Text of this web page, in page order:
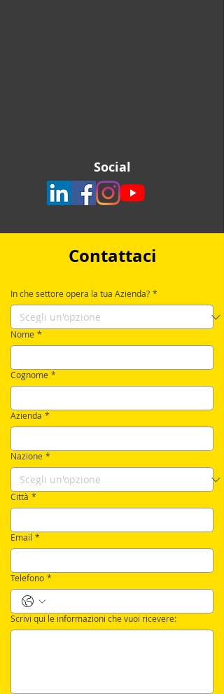
Social
Contattaci
In che settore opera la tua Azienda? *
Nome *
Cognome *
Azienda *
Nazione *
Città *
Email *
Telefono *
Scrivi qui le informazioni che vuoi ricevere: